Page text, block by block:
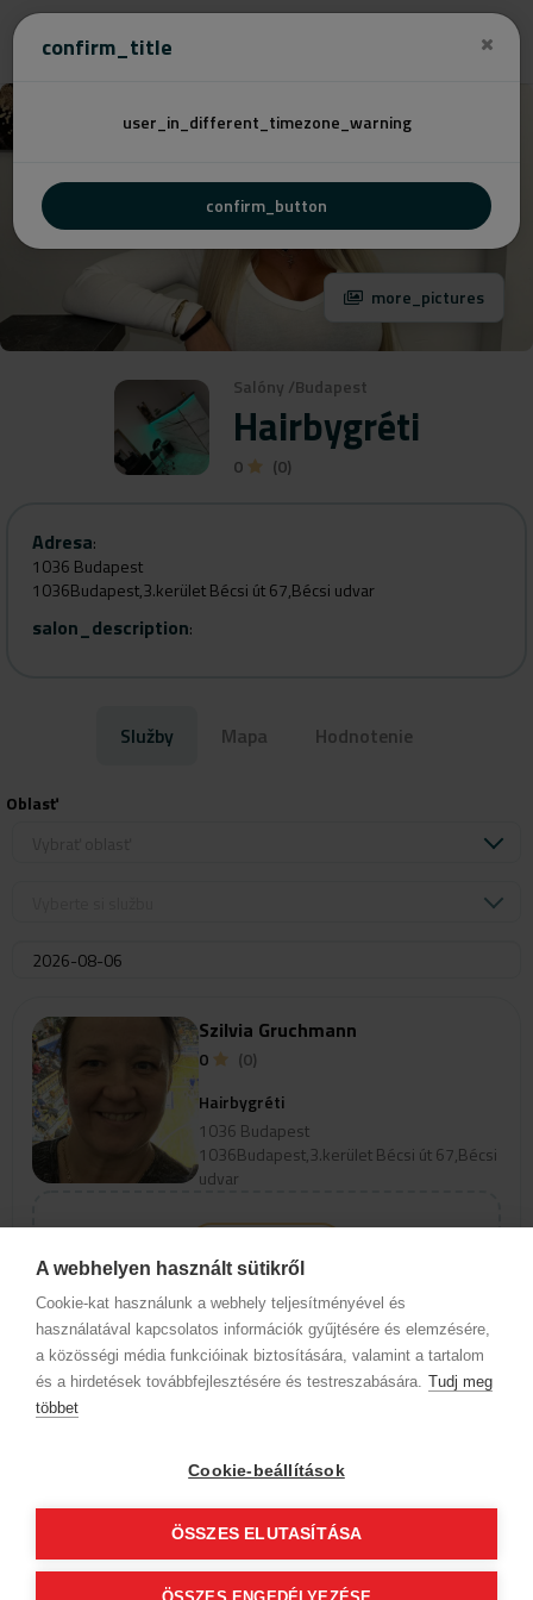
confirm_title
user_in_different_timezone_warning
confirm_button
A webhelyen használt sütikről
Cookie-kat használunk a webhely teljesítményével és
használatával kapcsolatos információk gyűjtésére és elemzésére,
a közösségi média funkcióinak biztosítására, valamint a tartalom
és a hirdetések továbbfejlesztésére és testreszabására. Tudj meg
többet
Cookie-beállítások
ÖSSZES ELUTASÍTÁSA
Salóny /Budapest
Hairbygréti
0 (0)
more_pictures
Adresa:
1036 Budapest
1036Budapest,3.kerület Bécsi út 67,Bécsi udvar
salon_description:
Služby Mapa Hodnotenie
Oblasť
Ak chcete zobraziť termíny pre
online rezerváciu, vyberte
špecializáciu a službu.
Szilvia Gruchmann
0
(0)
Hairbygréti
1036 Budapest
1036Budapest,3.kerület Bécsi út 67,Bécsi
udvar
Sledujte nás!